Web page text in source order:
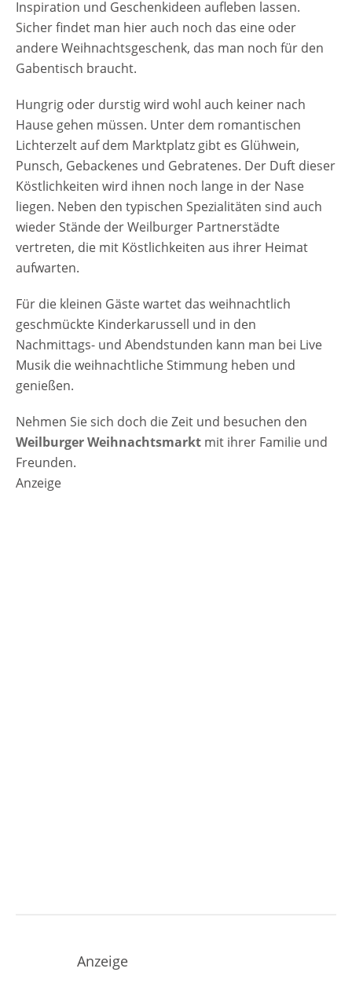
Inspiration und Geschenkideen aufleben lassen.
Sicher findet man hier auch noch das eine oder
andere Weihnachtsgeschenk, das man noch für den
Gabentisch braucht.
Hungrig oder durstig wird wohl auch keiner nach
Hause gehen müssen. Unter dem romantischen
Lichterzelt auf dem Marktplatz gibt es Glühwein,
Punsch, Gebackenes und Gebratenes. Der Duft dieser
Köstlichkeiten wird ihnen noch lange in der Nase
liegen. Neben den typischen Spezialitäten sind auch
wieder Stände der Weilburger Partnerstädte
vertreten, die mit Köstlichkeiten aus ihrer Heimat
aufwarten.
Für die kleinen Gäste wartet das weihnachtlich
geschmückte Kinderkarussell und in den
Nachmittags- und Abendstunden kann man bei Live
Musik die weihnachtliche Stimmung heben und
genießen.
Nehmen Sie sich doch die Zeit und besuchen den
Weilburger Weihnachtsmarkt mit ihrer Familie und
Freunden.
Anzeige
Anzeige